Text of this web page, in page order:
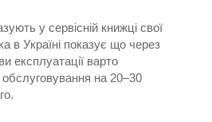
у сервісній книжці свої
в Україні показує що через
експлуатації варто
на 20–30